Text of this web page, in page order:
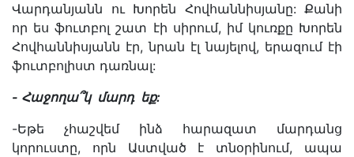
Վարդանյանն ու Խորեն Հովհաննիսյանը: Քանի
որ ես ֆուտբոլ շատ էի սիրում, իմ կուռքը Խորեն
Հովհաննիսյանն էր, նրան էլ նայելով, երազում էի
ֆուտբոլիստ դառնալ:
- Հաջողա՞կ մարդ եք:
-Եթե չհաշվեմ ինձ հարազատ մարդանց
կորուստը, որն Աստված է տնօրինում, ապա